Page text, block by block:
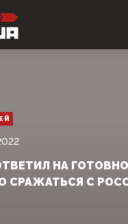
НА
СРАЖАТЬСЯ С